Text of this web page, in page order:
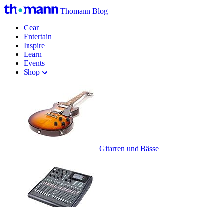
Thomann Blog
Gear
Entertain
Inspire
Learn
Events
Shop
Gitarren und Bässe